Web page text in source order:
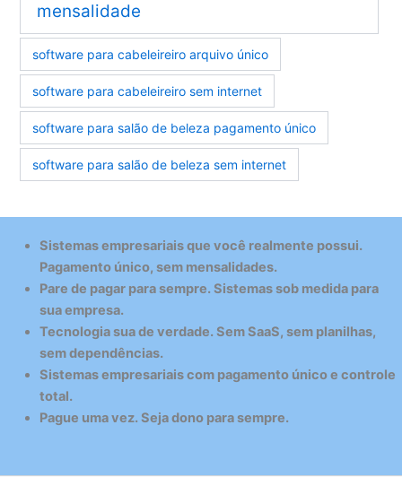
mensalidade
software para cabeleireiro arquivo único
software para cabeleireiro sem internet
software para salão de beleza pagamento único
software para salão de beleza sem internet
Sistemas empresariais que você realmente possui.
Pagamento único, sem mensalidades.
Pare de pagar para sempre. Sistemas sob medida para
sua empresa.
Tecnologia sua de verdade. Sem SaaS, sem planilhas,
sem dependências.
Sistemas empresariais com pagamento único e controle
total.
Pague uma vez. Seja dono para sempre.